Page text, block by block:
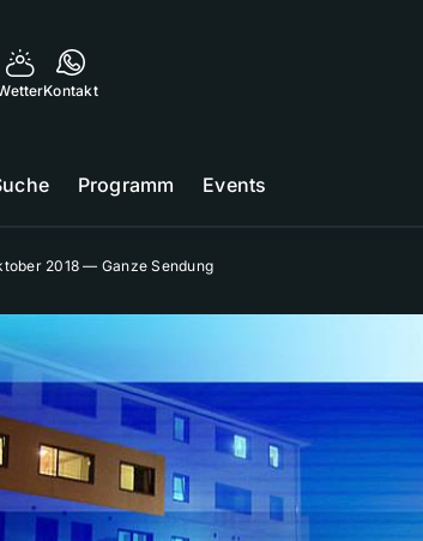
Kontakt
Programm Events
2018 — Ganze Sendung